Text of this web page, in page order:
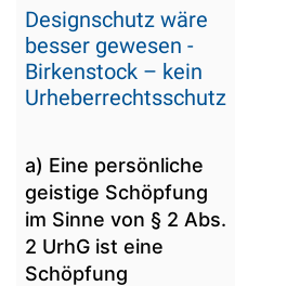
Designschutz wäre
besser gewesen -
Birkenstock – kein
Urheberrechtsschutz
a) Eine persönliche
geistige Schöpfung
im Sinne von § 2 Abs.
2 UrhG ist eine
Schöpfung